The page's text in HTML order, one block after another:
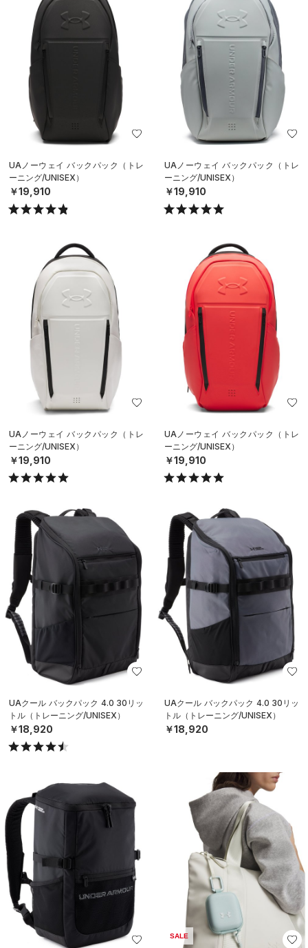
UAノーウェイ バックパック（トレ
ーニング/UNISEX）
￥19,910
UAノーウェイ バックパック（トレ
ーニング/UNISEX）
￥19,910
UAノーウェイ バックパック（トレ
ーニング/UNISEX）
￥19,910
UAノーウェイ バックパック（トレ
ーニング/UNISEX）
￥19,910
UAクール バックパック 4.0 30リッ
トル（トレーニング/UNISEX）
￥18,920
UAクール バックパック 4.0 30リッ
トル（トレーニング/UNISEX）
￥18,920
SALE